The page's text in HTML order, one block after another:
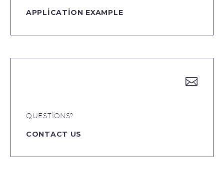
APPLICATION EXAMPLE


QUESTIONS?
CONTACT US